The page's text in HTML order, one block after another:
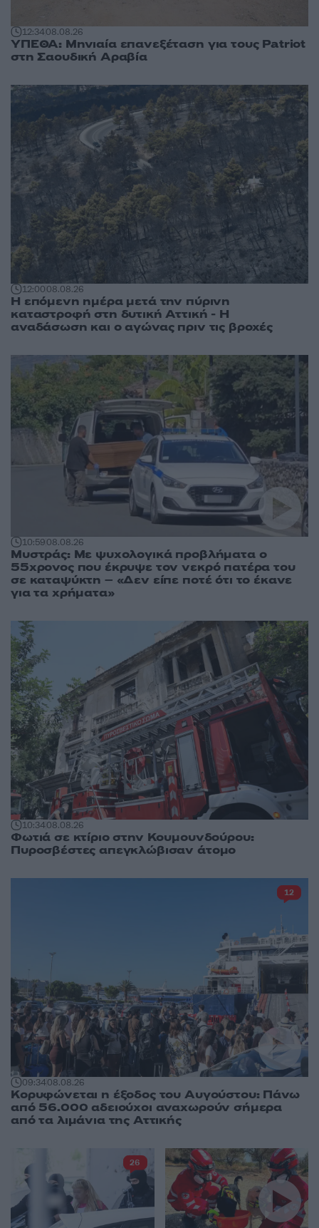
12:3408.08.26
ΥΠΕΘΑ: Μηνιαία επανεξέταση για τους Patriot
στη Σαουδική Αραβία
12:0008.08.26
Η επόμενη ημέρα μετά την πύρινη
καταστροφή στη δυτική Αττική - Η
αναδάσωση και ο αγώνας πριν τις βροχές
10:5908.08.26
Μυστράς: Με ψυχολογικά προβλήματα ο
55χρονος που έκρυψε τον νεκρό πατέρα του
σε καταψύκτη – «Δεν είπε ποτέ ότι το έκανε
για τα χρήματα»
10:3408.08.26
Φωτιά σε κτίριο στην Κουμουνδούρου:
Πυροσβέστες απεγκλώβισαν άτομο
09:3408.08.26
Κορυφώνεται η έξοδος του Αυγούστου: Πάνω
από 56.000 αδειούχοι αναχωρούν σήμερα
από τα λιμάνια της Αττικής
12
26